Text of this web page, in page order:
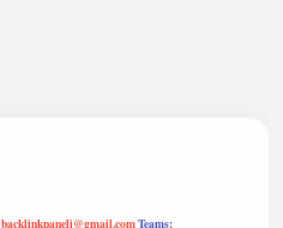
backlinkpaneli@gmail.comTeams: